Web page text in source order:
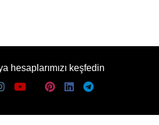
hesaplarımızı keşfedin